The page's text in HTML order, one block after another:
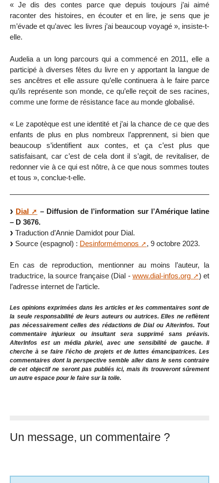
« Je dis des contes parce que depuis toujours j’ai aimé
raconter des histoires, en écouter et en lire, je sens que je
m’évade et qu’avec les livres j’ai beaucoup voyagé », insiste-t-
elle.
Audelia a un long parcours qui a commencé en 2011, elle a
participé à diverses fêtes du livre en y apportant la langue de
ses ancêtres et elle assure qu’elle continuera à le faire parce
qu’ils représente son monde, ce qu’elle reçoit de ses racines,
comme une forme de résistance face au monde globalisé.
« Le zapotèque est une identité et j’ai la chance de ce que des
enfants de plus en plus nombreux l’apprennent, si bien que
beaucoup s’identifient aux contes, et ça c’est plus que
satisfaisant, car c’est de cela dont il s’agit, de revitaliser, de
redonner vie à ce qui est nôtre, à ce que nous sommes toutes
et tous », conclue-t-elle.
Dial
– Diffusion de l’information sur l’Amérique latine
– D 3676.
Traduction d’Annie Damidot pour Dial.
Source (espagnol) : Desinformémonos , 9 octobre 2023.
En cas de reproduction, mentionner au moins l’auteur, la
traductrice, la source française (Dial - www.dial-infos.org
) et
l’adresse internet de l’article.
Les opinions exprimées dans les articles et les commentaires sont de
la seule responsabilité de leurs auteurs ou autrices. Elles ne reflètent
pas nécessairement celles des rédactions de Dial ou Alterinfos. Tout
commentaire injurieux ou insultant sera supprimé sans préavis.
AlterInfos est un média pluriel, avec une sensibilité de gauche. Il
cherche à se faire l’écho de projets et de luttes émancipatrices. Les
commentaires dont la perspective semble aller dans le sens contraire
de cet objectif ne seront pas publiés ici, mais ils trouveront sûrement
un autre espace pour le faire sur la toile.
Un message, un commentaire ?